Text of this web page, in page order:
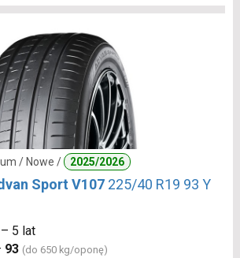
/ Nowe / 2025/2026
Sport V107 225/40 R19 93 Y
5 lat
93 (do 650 kg/oponę)